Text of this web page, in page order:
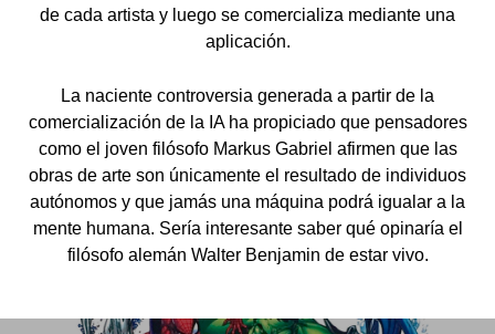
de cada artista y luego se comercializa mediante una
aplicación.
La naciente controversia generada a partir de la
comercialización de la IA ha propiciado que pensadores
como el joven filósofo Markus Gabriel afirmen que las
obras de arte son únicamente el resultado de individuos
autónomos y que jamás una máquina podrá igualar a la
mente humana. Sería interesante saber qué opinaría el
filósofo alemán Walter Benjamin de estar vivo.